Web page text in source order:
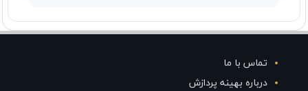
تماس با ما
درباره بهینه پردازش